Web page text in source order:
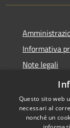
Informativa
Note legali
Questo sito web
necessari al
nonché un